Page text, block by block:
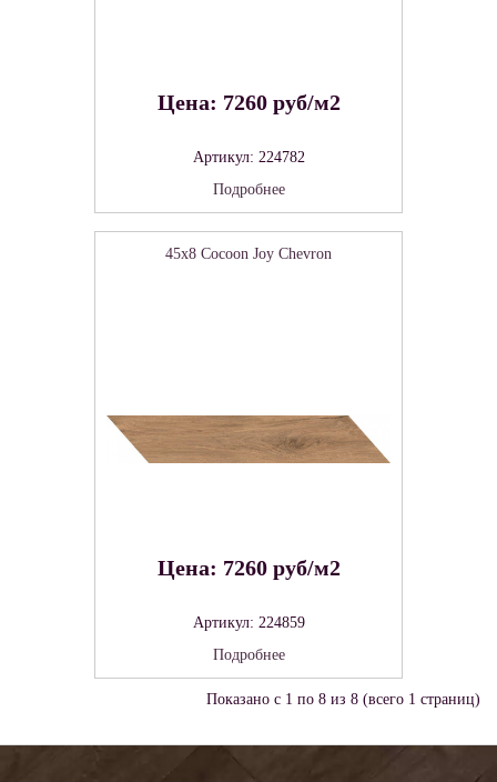
Цена: 7260 руб/м2
Артикул: 224782
Подробнее
45x8 Cocoon Joy Chevron
Цена: 7260 руб/м2
Артикул: 224859
Подробнее
Показано с 1 по 8 из 8 (всего 1 страниц)